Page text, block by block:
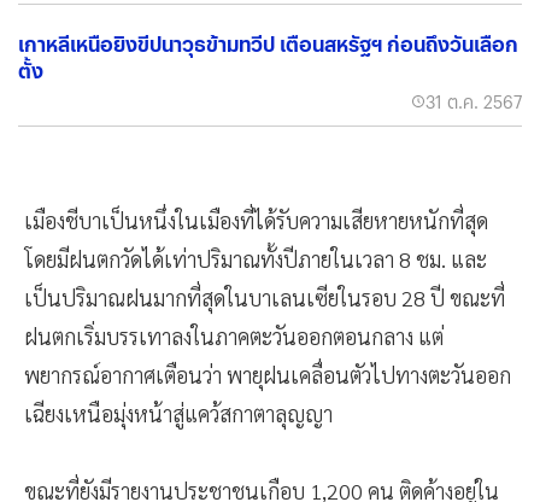
เกาหลีเหนือยิงขีปนาวุธข้ามทวีป เตือนสหรัฐฯ ก่อนถึงวันเลือก
ตั้ง
31 ต.ค. 2567
เมืองชีบาเป็นหนึ่งในเมืองที่ได้รับความเสียหายหนักที่สุด
โดยมีฝนตกวัดได้เท่าปริมาณทั้งปีภายในเวลา 8 ชม. และ
เป็นปริมาณฝนมากที่สุดในบาเลนเซียในรอบ 28 ปี ขณะที่
ฝนตกเริ่มบรรเทาลงในภาคตะวันออกตอนกลาง แต่
พยากรณ์อากาศเตือนว่า พายุฝนเคลื่อนตัวไปทางตะวันออก
เฉียงเหนือมุ่งหน้าสู่แคว้สกาตาลุญญา
ขณะที่ยังมีรายงานประชาชนเกือบ 1,200 คน ติดค้างอยู่ใน